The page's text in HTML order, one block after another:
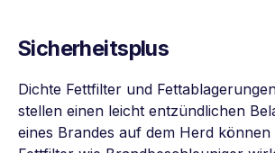
Sicherheitsplus
Dichte Fettfilter und
stellen einen leicht entzündlichen
eines Brandes auf dem Herd